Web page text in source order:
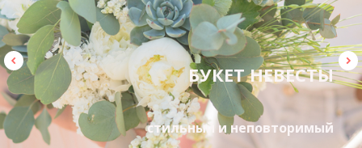
УКРАСЬ СВОЕ ПРОСТРАНСТВО
красота не завянет